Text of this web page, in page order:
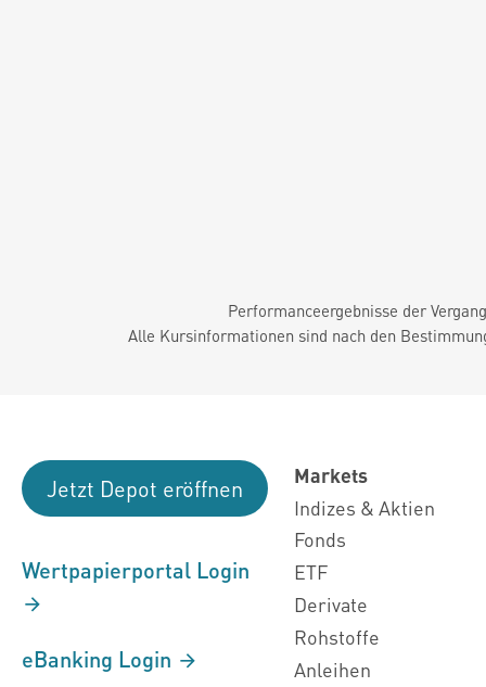
Performanceergebnisse der
Alle Kursinformationen sind nach den
Jetzt Depot eröffnen
Wertpapierportal Login
eBanking Login
Markets
Indizes & Aktien
Fonds
ETF
Derivate
Rohstoffe
Anleihen